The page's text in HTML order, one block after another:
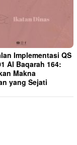
Implementasi QS
Al Baqarah 164:
Makna
yang Sejati